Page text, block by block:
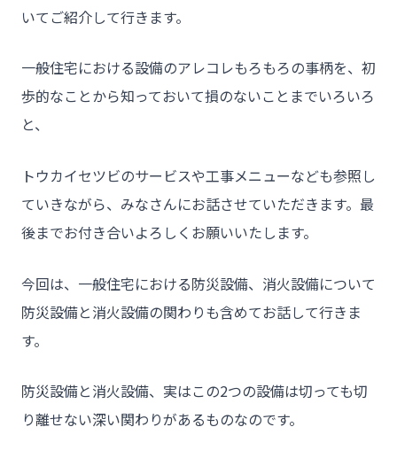
いてご紹介して行きます。
一般住宅における設備のアレコレもろもろの事柄を、初
歩的なことから知っておいて損のないことまでいろいろ
と、
トウカイセツビのサービスや工事メニューなども参照し
ていきながら、みなさんにお話させていただきます。最
後までお付き合いよろしくお願いいたします。
今回は、一般住宅における防災設備、消火設備について
防災設備と消火設備の関わりも含めてお話して行きま
す。
防災設備と消火設備、実はこの2つの設備は切っても切
り離せない深い関わりがあるものなのです。